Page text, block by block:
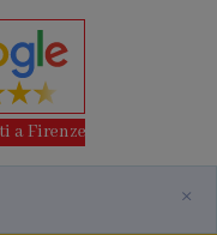
a Firenze
×